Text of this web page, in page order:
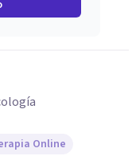
Online